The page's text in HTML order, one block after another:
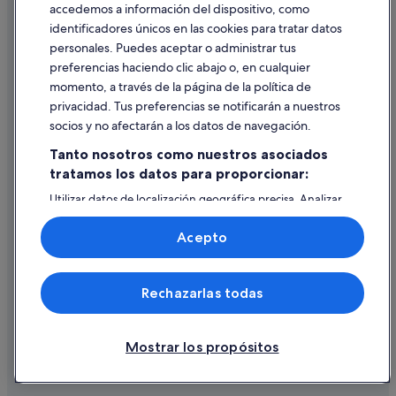
Ayuda
Cancelar un vuelo
Cancelar una reserva de hotel o de un alquiler vacacional
Utilizar un cupón de Expedia
Documentos para viajes internacionales
© 2026 Expedia, Inc., una empresa de Expedia Group. Todos los
derechos reservados. Expedia y el logotipo de Expedia son marcas
comerciales o marcas comerciales registradas de Expedia, Inc.
accedemos a información del dispositivo, como
identificadores únicos en las cookies para tratar datos
personales. Puedes aceptar o administrar tus
preferencias haciendo clic abajo o, en cualquier
momento, a través de la página de la política de
privacidad. Tus preferencias se notificarán a nuestros
socios y no afectarán a los datos de navegación.
Tanto nosotros como nuestros asociados
tratamos los datos para proporcionar:
Utilizar datos de localización geográfica precisa. Analizar
activamente las características del dispositivo para su
identificación. Almacenar la información en un dispositivo
y/o acceder a ella. Publicidad y contenido personalizados,
medición de publicidad y contenido, investigación de
audiencia y desarrollo de servicios.
Lista de asociados (proveedores)
Mostrar los propósitos
Rechazarlas todas
Acepto